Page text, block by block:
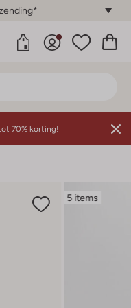
70% korting!
5 items